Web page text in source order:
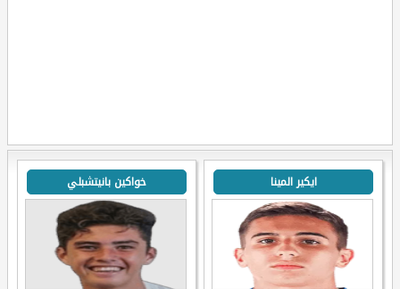
ايكير المينا خواكين بانيتشبلي